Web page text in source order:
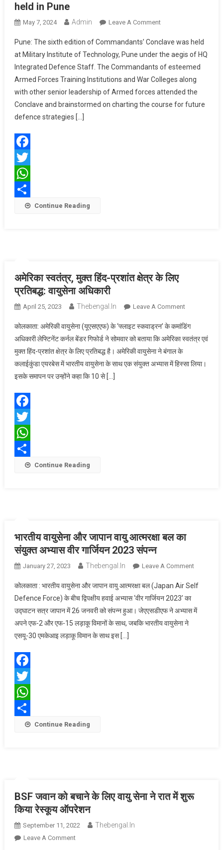
held in Pune
May 7, 2024 Admin Leave A CommentOn
Edition
Of
Commandants’
Conclave
Held
In
Pune: The sixth edition of Commandants’ Conclave was held
at Military Institute of Technology, Pune under the aegis of HQ
Integrated Defence Staff. The Commandants of esteemed
Armed Forces Training Institutions and War Colleges along
with other senior leadership of Armed forces attended the
Conclave and brainstormed on charting the course for future
defence strategies […]
Facebook
Twitter
WhatsApp
Share Continue Reading
अमेरिका स्वतंत्र, मुक्त हिंद-प्रशांत क्षेत्र के लिए
प्रतिबद्ध: वायुसेना अधिकारी
April 25, 2023 Thebengal.in Leave A CommentOn
स्वतंत्र,
मुक्त
प्रशांत
कोलकाता: अमेरिकी वायुसेना (यूएसएएफ) के ‘फ्लाइट स्कवाड्रन’ के कमांडिंग
अधिकारी लेफ्टिनेंट कर्नल बेंडर गिफोर्ड ने सोमवार को बताया कि अमेरिका स्वतंत्र एवं
मुक्त हिंद-प्रशांत क्षेत्र के लिए प्रतिबद्ध है। अमेरिकी वायुसेना ने बंगाल के
कलाईकुंडा एयरबेस में भारतीय वायुसेना के साथ एक संयुक्त अभ्यास में हिस्सा लिया।
इसके समापन पर उन्होंने कहा कि 10 से […]
Facebook
Twitter
WhatsApp
Share Continue Reading
भारतीय वायुसेना और जापान वायु आत्मरक्षा बल का
संयुक्त अभ्यास वीर गार्जियन 2023 संपन्न
January 27, 2023 Thebengal.in Leave A CommentOn
वायुसेना
जापान
कोलकाता : भारतीय वायुसेना और जापान वायु आत्मरक्षा बल (Japan Air Self
Defence Force) के बीच द्विपक्षीय हवाई अभ्यास ‘वीर गार्जियन 2023’ का
उद्घाटन सत्र जापान में 26 जनवरी को संपन्न हुआ। जेएएसडीएफ ने अभ्यास में
अपने एफ-2 और एफ-15 लड़ाकू विमानों के साथ, जबकि भारतीय वायुसेना ने
एसयू-30 एमकेआइ लड़ाकू विमान के साथ इस […]
Facebook
Twitter
WhatsApp
Share Continue Reading
BSF जवान को बचाने के लिए वायु सेना ने रात में शुरू
किया रेस्कूय ऑपरेशन
September 11, 2022 Thebengal.in
Leave A CommentOn